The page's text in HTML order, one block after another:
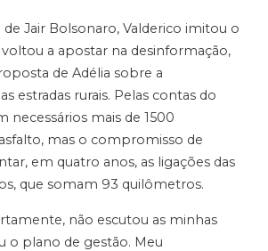
Jair Bolsonaro, Valderico imitou o
a apostar na desinformação,
de Adélia sobre a
estradas rurais. Pelas contas do
necessários mais de 1500
mas o compromisso de
em quatro anos, as ligações das
que somam 93 quilômetros.
não escutou as minhas
o plano de gestão. Meu